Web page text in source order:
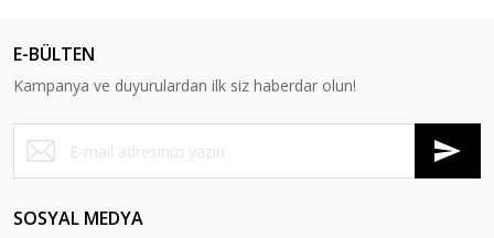
E-BÜLTEN
Kampanya ve duyurulardan ilk siz haberdar olun!
SOSYAL MEDYA